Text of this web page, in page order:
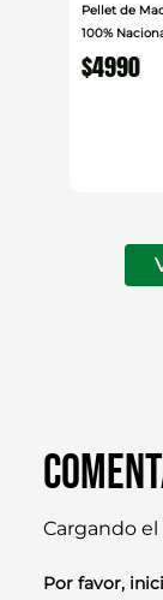
Pellet de
100%
Mestre
$4990
Cargando
Por favor,